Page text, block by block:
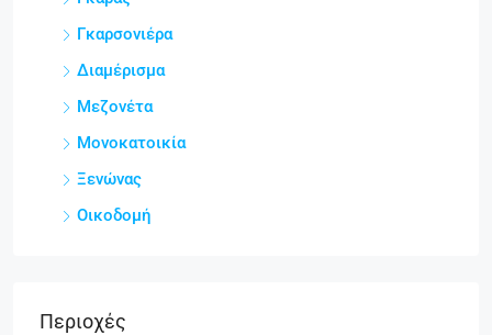
Γκαρσονιέρα
Διαμέρισμα
Μεζονέτα
Μονοκατοικία
Ξενώνας
Οικοδομή
Περιοχές